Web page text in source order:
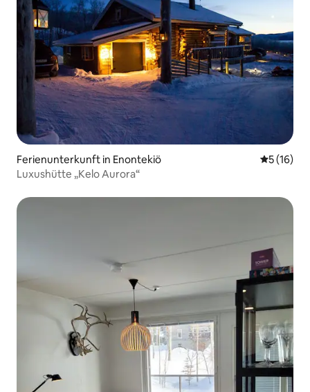
Ferienunterkunft in Enontekiö
5 (16)
Luxushütte „Kelo Aurora“